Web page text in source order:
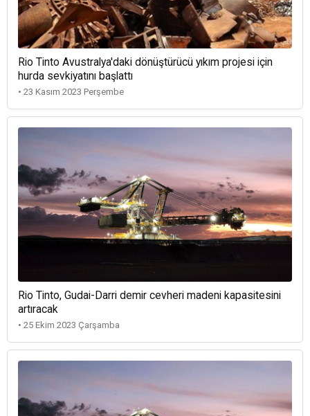
Rio Tinto Avustralya'daki dönüştürücü yıkım projesi için
hurda sevkiyatını başlattı
• 23 Kasım 2023 Perşembe
Rio Tinto, Gudai-Darri demir cevheri madeni kapasitesini
artıracak
• 25 Ekim 2023 Çarşamba